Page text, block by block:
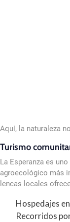
Aquí, la naturaleza
Turismo
La Esperanza es
agroecológico más
lencas locales
Hospedajes
Recorridos